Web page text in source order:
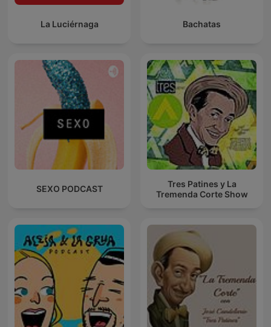
La Luciérnaga Bachatas
SEXO PODCAST
Tres Patines y La
Tremenda Corte Show